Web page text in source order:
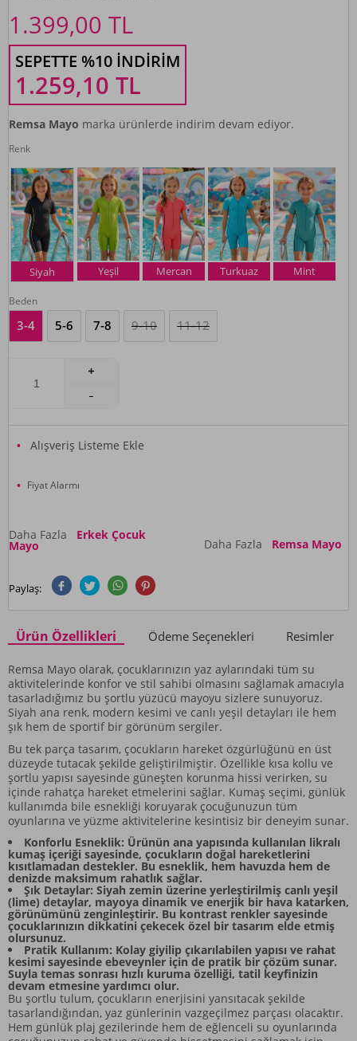
1.399,00 TL
SEPETTE %10 İNDIRIM
1.259,10 TL
Remsa Mayo marka ürünlerde indirim devam ediyor.
Renk
Siyah Yeşil Mercan Turkuaz Mint
Beden
3-4 5-6 7-8 9-10 11-12
Alışveriş Listeme Ekle
Fiyat Alarmı
Daha Fazla Erkek Çocuk
Mayo Daha Fazla Remsa Mayo
Paylaş:
Ürün Özellikleri Ödeme Seçenekleri Resimler
Remsa Mayo olarak, çocuklarınızın yaz aylarındaki tüm su
aktivitelerinde konfor ve stil sahibi olmasını sağlamak amacıyla
tasarladığımız bu şortlu yüzücü mayoyu sizlere sunuyoruz.
Siyah ana renk, modern kesimi ve canlı yeşil detayları ile hem
şık hem de sportif bir görünüm sergiler.
Bu tek parça tasarım, çocukların hareket özgürlüğünü en üst
düzeyde tutacak şekilde geliştirilmiştir. Özellikle kısa kollu ve
şortlu yapısı sayesinde güneşten korunma hissi verirken, su
içinde rahatça hareket etmelerini sağlar. Kumaş seçimi, günlük
kullanımda bile esnekliği koruyarak çocuğunuzun tüm
oyunlarına ve yüzme aktivitelerine kesintisiz bir deneyim sunar.
Konforlu Esneklik: Ürünün ana yapısında kullanılan likralı
kumaş içeriği sayesinde, çocukların doğal hareketlerini
kısıtlamadan destekler. Bu esneklik, hem havuzda hem de
denizde maksimum rahatlık sağlar.
Şık Detaylar: Siyah zemin üzerine yerleştirilmiş canlı yeşil
(lime) detaylar, mayoya dinamik ve enerjik bir hava katarken,
görünümünü zenginleştirir. Bu kontrast renkler sayesinde
çocuklarınızın dikkatini çekecek özel bir tasarım elde etmiş
olursunuz.
Pratik Kullanım: Kolay giyilip çıkarılabilen yapısı ve rahat
kesimi sayesinde ebeveynler için de pratik bir çözüm sunar.
Suyla temas sonrası hızlı kuruma özelliği, tatil keyfinizin
devam etmesine yardımcı olur.
Bu şortlu tulum, çocukların enerjisini yansıtacak şekilde
tasarlandığından, yaz günlerinin vazgeçilmez parçası olacaktır.
Hem günlük plaj gezilerinde hem de eğlenceli su oyunlarında